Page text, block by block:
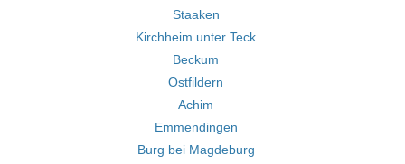
Staaken
Kirchheim unter Teck
Beckum
Ostfildern
Achim
Emmendingen
Burg bei Magdeburg